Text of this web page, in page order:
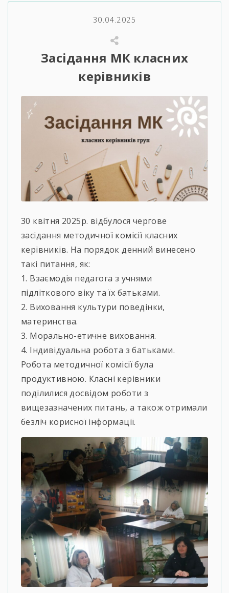
30.04.2025
Засідання МК класних
керівників
30 квітня 2025р. відбулося чергове
засідання методичної комісії класних
керівників. На порядок денний винесено
такі питання, як:
1. Взаємодія педагога з учнями
підліткового віку та їх батьками.
2. Виховання культури поведінки,
материнства.
3. Морально-етичне виховання.
4. Індивідуальна робота з батьками.
Робота методичної комісії була
продуктивною. Класні керівники
поділилися досвідом роботи з
вищезазначених питань, а також отримали
безліч корисної інформації.